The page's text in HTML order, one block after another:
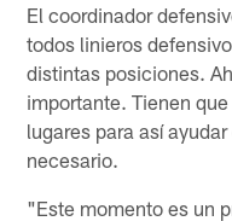
El coordinador
todos linieros
distintas posiciones.
importante. Tienen
lugares para así
necesario.
"Este momento es un